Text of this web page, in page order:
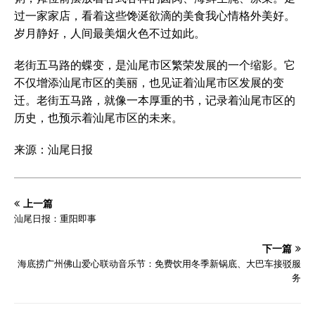
过一家家店，看着这些馋涎欲滴的美食我心情格外美好。
岁月静好，人间最美烟火色不过如此。
老街五马路的蝶变，是汕尾市区繁荣发展的一个缩影。它
不仅增添汕尾市区的美丽，也见证着汕尾市区发展的变
迁。老街五马路，就像一本厚重的书，记录着汕尾市区的
历史，也预示着汕尾市区的未来。
来源：汕尾日报
上一篇
汕尾日报：重阳即事
下一篇
海底捞广州佛山爱心联动音乐节：免费饮用冬季新锅底、大巴车接驳服
务